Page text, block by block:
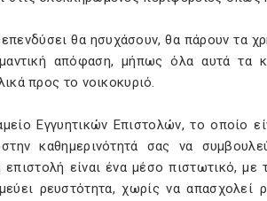
θα ησυχάσουν, θα πάρουν τα
απόφαση, μήπως όλα αυτά τα
προς το νοικοκυριό.
Εγγυητικών Επιστολών, το οποίο
καθημερινότητά σας να
επιστολή είναι ένα μέσο πιστωτικό,
ρευστότητα, χωρίς να απασχολεί